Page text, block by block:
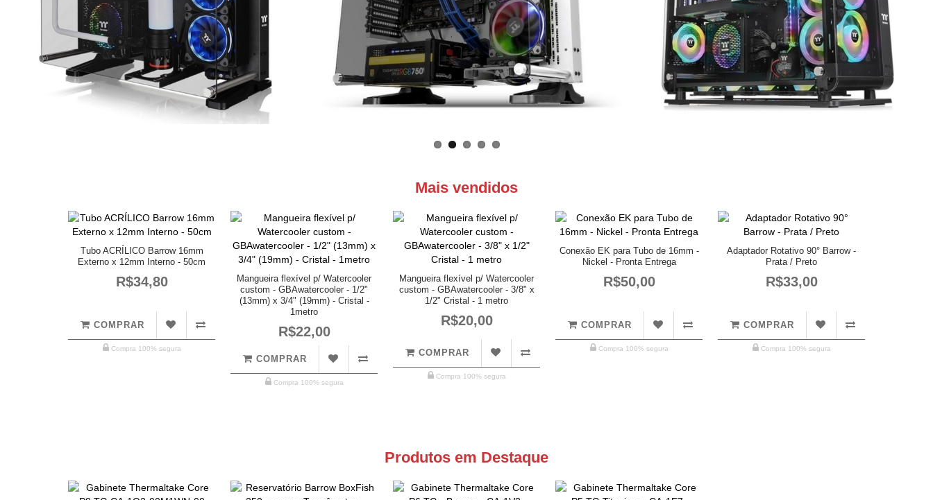
Mais vendidos
Tubo ACRÍLICO Barrow 16mm
Externo x 12mm Interno - 50cm
R$34,80
COMPRAR
Compra 100% segura
Mangueira flexível p/ Watercooler
custom - GBAwatercooler - 1/2"
(13mm) x 3/4" (19mm) - Cristal -
1metro
R$22,00
COMPRAR
Compra 100% segura
Mangueira flexível p/ Watercooler
custom - GBAwatercooler - 3/8" x
1/2" Cristal - 1 metro
R$20,00
COMPRAR
Compra 100% segura
Conexão EK para Tubo de 16mm -
Nickel - Pronta Entrega
R$50,00
COMPRAR
Compra 100% segura
Adaptador Rotativo 90° Barrow -
Prata / Preto
R$33,00
COMPRAR
Compra 100% segura
Produtos em Destaque